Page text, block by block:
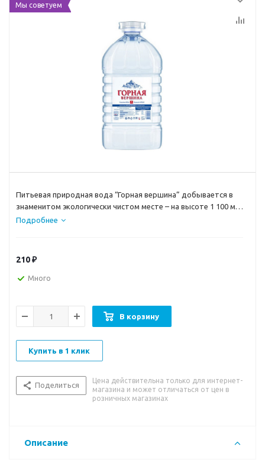
Мы советуем
Питьевая природная вода “Горная вершина” добывается в
знаменитом экологически чистом месте – на высоте 1 100 м
над уровнем моря в поселке Нижний Архыз (Карачаево-
Подробнее
210₽
Много
В корзину
Купить в 1 клик
Поделиться
Цена действительна только для интернет-
магазина и может отличаться от цен в
розничных магазинах
Описание